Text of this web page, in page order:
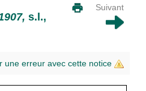
s.l.,
Suivant
une erreur avec cette notice